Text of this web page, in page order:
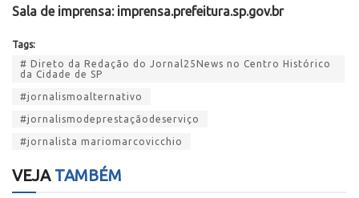
Sala de imprensa: imprensa.prefeitura.sp.gov.br
Tags:
# Direto da Redação do Jornal25News no Centro Histórico
da Cidade de SP
#jornalismoalternativo
#jornalismodeprestaçãodeserviço
#jornalista mariomarcovicchio
VEJATAMBÉM